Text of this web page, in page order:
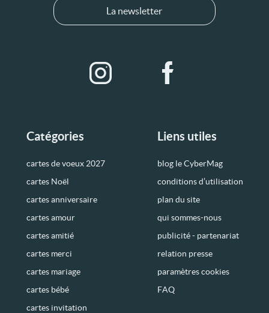
Catégories
cartes de voeux 2027
cartes Noël
cartes anniversaire
cartes amour
cartes amitié
cartes merci
cartes mariage
cartes bébé
cartes invitation
Liens utiles
blog le CyberMag
conditions d’utilisation
plan du site
qui sommes-nous
publicité - partenariat
relation presse
paramètres cookies
FAQ
La newsletter